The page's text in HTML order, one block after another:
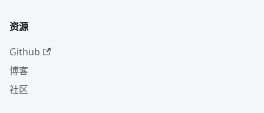
资源
Github
博客
社区